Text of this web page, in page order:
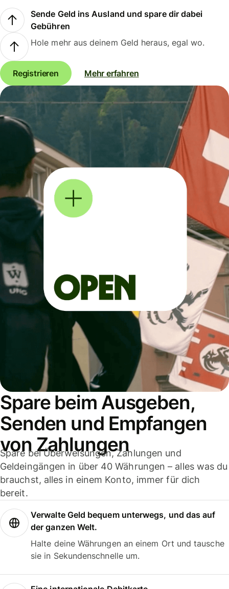
Sende Geld ins Ausland und spare dir dabei
Gebühren
Hole mehr aus deinem Geld heraus, egal wo.
Registrieren Mehr erfahren
Spare beim Ausgeben,
Senden und Empfangen
von Zahlungen
Spare bei Überweisungen, Zahlungen und
Geldeingängen in über 40 Währungen – alles was du
brauchst, alles in einem Konto, immer für dich
bereit.
Verwalte Geld bequem unterwegs, und das auf
der ganzen Welt.
Halte deine Währungen an einem Ort und tausche
sie in Sekundenschnelle um.